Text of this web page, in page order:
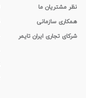
نظر مشتریان ما
همکاری سازمانی
شرکای تجاری ایران تایمر